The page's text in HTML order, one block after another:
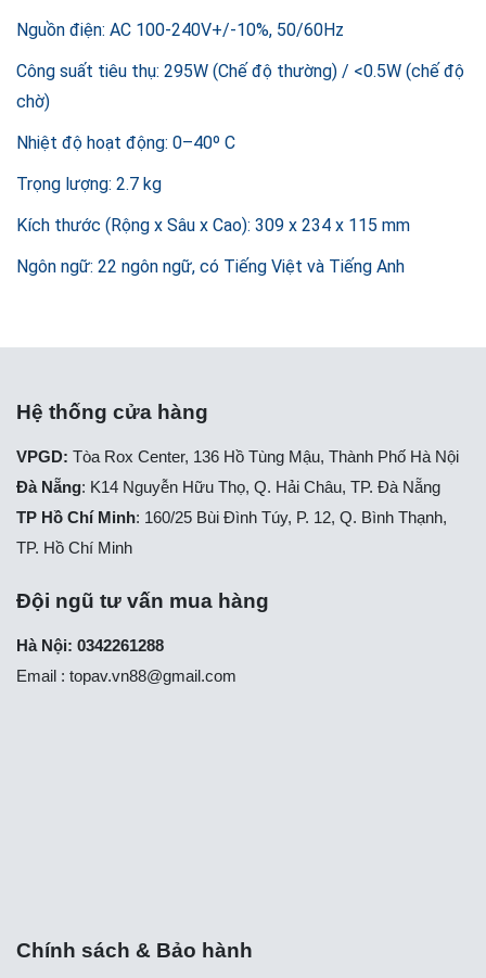
Nguồn điện: AC 100-240V+/-10%, 50/60Hz
Công suất tiêu thụ: 295W (Chế độ thường) / <0.5W (chế độ
chờ)
Nhiệt độ hoạt động: 0–40º C
Trọng lượng: 2.7 kg
Kích thước (Rộng x Sâu x Cao): 309 x 234 x 115 mm
Ngôn ngữ: 22 ngôn ngữ, có Tiếng Việt và Tiếng Anh
Hệ thống cửa hàng
VPGD: Tòa Rox Center, 136 Hồ Tùng Mậu, Thành Phố Hà Nội
Đà Nẵng: K14 Nguyễn Hữu Thọ, Q. Hải Châu, TP. Đà Nẵng
TP Hồ Chí Minh: 160/25 Bùi Đình Túy, P. 12, Q. Bình Thạnh,
TP. Hồ Chí Minh
Đội ngũ tư vấn mua hàng
Hà Nội: 0342261288
Email : topav.vn88@gmail.com
Chính sách & Bảo hành